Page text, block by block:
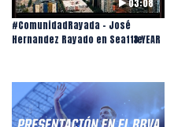
03:08
#ComunidadRayada - José
Hernandez Rayado en Seattle3 YEAR